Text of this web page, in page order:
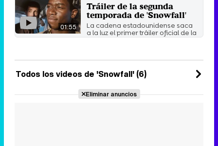
01:55
Tráiler de la segunda
temporada de 'Snowfall'
La cadena estadounidense saca
a la luz el primer tráiler oficial de la
segunda temporada ...
Todos los videos de 'Snowfall' (6)
Eliminar anuncios